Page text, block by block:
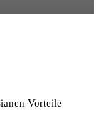
Vorteile